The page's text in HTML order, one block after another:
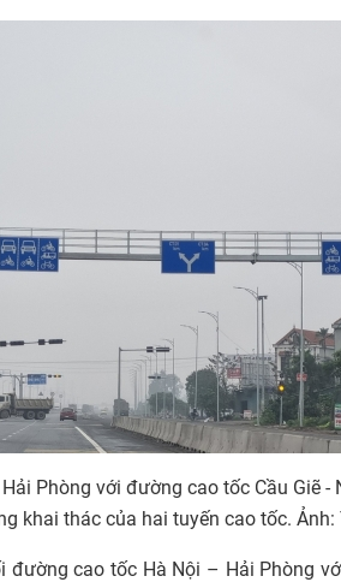
Phòng với đường cao tốc Cầu Giẽ
khai thác của hai tuyến cao tốc. Ảnh:
cao tốc Hà Nội – Hải Phòng